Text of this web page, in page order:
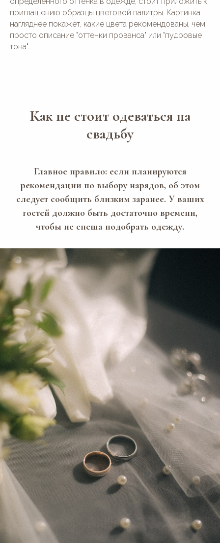
приглашению образцы цветовой палитры. Картинка
нагляднее покажет, какие цвета рекомендованы, чем
просто описание "оттенки прованса" или "пудровые
тона".
Как не стоит одеваться на
свадьбу
Главное правило: если планируются
рекомендации по выбору нарядов, об этом
следует сообщить близким заранее. У ваших
гостей должно быть достаточно времени,
чтобы не спеша подобрать одежду.
руб
АКЦИИ
© 2016—2026 Сайт сети свадебных площадок «House for
Сайт не является публичной офертой и носит
Написать в Telegram:
Написать в MAX: